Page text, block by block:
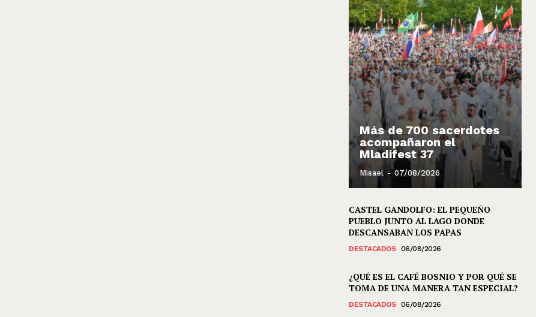
Más de 700 sacerdotes
acompañaron el
Mladifest 37
Misael - 07/08/2026
CASTEL GANDOLFO: EL PEQUEÑO
PUEBLO JUNTO AL LAGO DONDE
DESCANSABAN LOS PAPAS
DESTACADOS 06/08/2026
¿QUÉ ES EL CAFÉ BOSNIO Y POR QUÉ SE
TOMA DE UNA MANERA TAN ESPECIAL?
DESTACADOS 06/08/2026